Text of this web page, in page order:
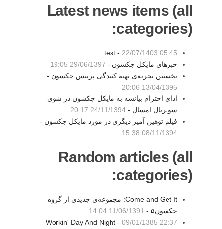
Latest news items (all
categories):
test - 22/07/1403 05:45
خبرهای مایکل جکسون - 29/06/1397 19:05
نخستین تجربه‌ی تهیه کنندگی پرینس جکسون -
13/04/1395 20:06
ادای احترام بیانسه به مایکل جکسون در شوی
سوپربال امسال - 24/11/1394 20:17
فیلم توهین آمیز دیگری در مورد مایکل جکسون -
08/11/1394 15:38
Random articles (all
categories):
Come and Get It: مجموعه‌ی جدیدی از گروه
جکسون۵ -
11/06/1391 14:04
Workin' Day And Night -09/01/1385 22:37